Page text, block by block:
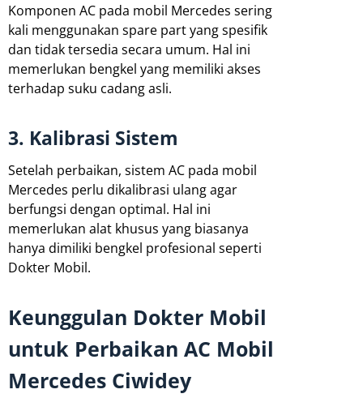
Komponen AC pada mobil Mercedes sering
kali menggunakan spare part yang spesifik
dan tidak tersedia secara umum. Hal ini
memerlukan bengkel yang memiliki akses
terhadap suku cadang asli.
3. Kalibrasi Sistem
Setelah perbaikan, sistem AC pada mobil
Mercedes perlu dikalibrasi ulang agar
berfungsi dengan optimal. Hal ini
memerlukan alat khusus yang biasanya
hanya dimiliki bengkel profesional seperti
Dokter Mobil.
Keunggulan Dokter Mobil
untuk Perbaikan AC Mobil
Mercedes Ciwidey